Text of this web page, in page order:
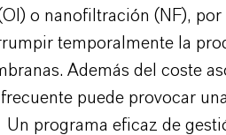
o nanofiltración (NF),
temporalmente la
Además del coste
puede provocar
programa eficaz de